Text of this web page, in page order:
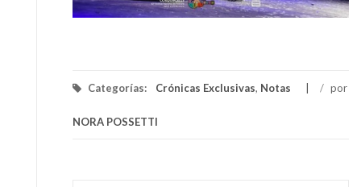
Categorías: Crónicas Exclusivas, Notas / por
NORA POSSETTI